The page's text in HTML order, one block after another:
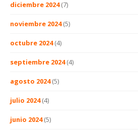
diciembre 2024(7)
noviembre 2024(5)
octubre 2024(4)
septiembre 2024(4)
agosto 2024(5)
julio 2024(4)
junio 2024(5)